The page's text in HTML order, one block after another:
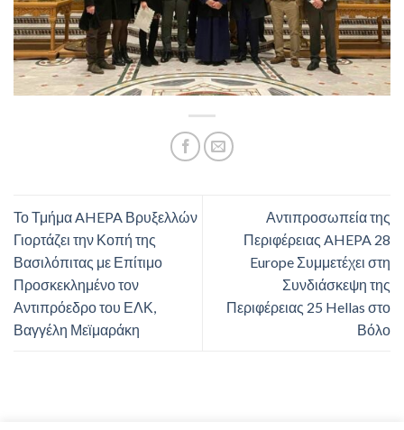
Το Τμήμα AHEPA Βρυξελλών
Γιορτάζει την Κοπή της
Βασιλόπιτας με Επίτιμο
Προσκεκλημένο τον
Αντιπρόεδρο του ΕΛΚ,
Βαγγέλη Μεϊμαράκη
Αντιπροσωπεία της
Περιφέρειας AHEPA 28
Europe Συμμετέχει στη
Συνδιάσκεψη της
Περιφέρειας 25 Hellas στο
Βόλο